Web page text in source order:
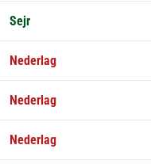
Sejr
Nederlag
Nederlag
Nederlag